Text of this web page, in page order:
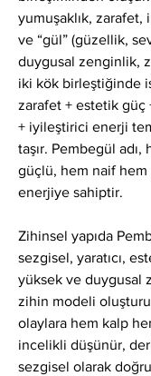
yumuşaklık,
ve “gül” (güzellik,
duygusal zenginlik,
iki kök birleştiğinde
zarafet + estetik güç
+ iyileştirici enerji
taşır. Pembegül
güçlü, hem naif
enerjiye sahiptir.
Zihinsel yapıda
sezgisel, yaratıcı,
yüksek ve duygusal
zihin modeli
olaylara hem kalp
incelikli düşünür,
sezgisel olarak